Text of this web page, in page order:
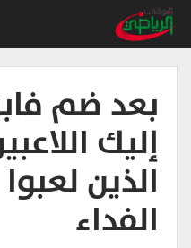
بعد ضم
إليك
الذين
الفداء